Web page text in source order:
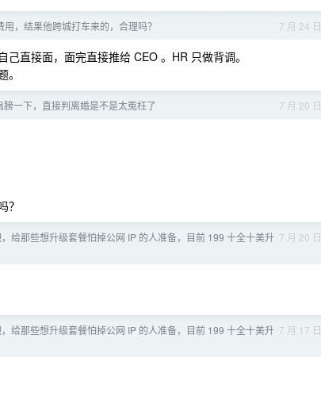
7 月 24 日
，结果他跨城打车来的，合理吗？
直接面，面完直接推给 CEO 。HR 只做背调。
7 月 20 日
一下，直接判离婚是不是太冤枉了
？
7 月 20 日
给那些想升级套餐怕掉公网 IP 的人准备，目前 199 十全十美升
7 月 17 日
给那些想升级套餐怕掉公网 IP 的人准备，目前 199 十全十美升